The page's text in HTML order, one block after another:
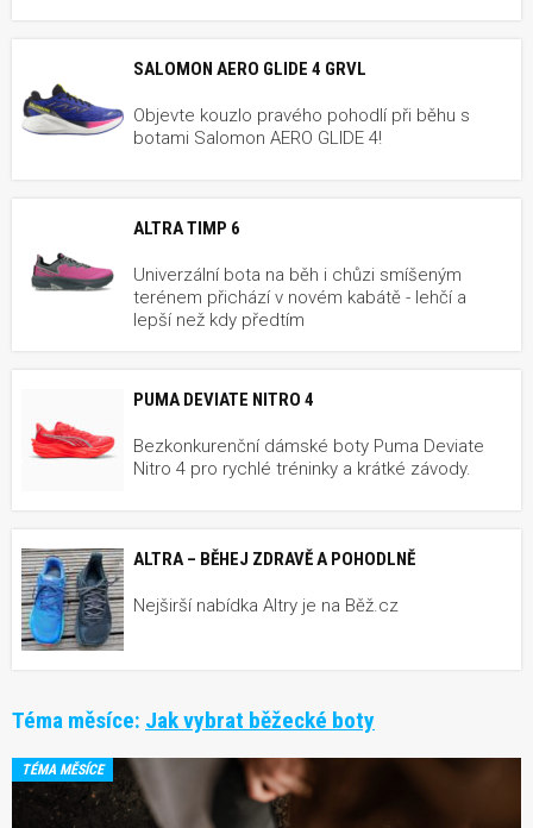
SALOMON AERO GLIDE 4 GRVL
Objevte kouzlo pravého pohodlí při běhu s
botami Salomon AERO GLIDE 4!
ALTRA TIMP 6
Univerzální bota na běh i chůzi smíšeným
terénem přichází v novém kabátě - lehčí a
lepší než kdy předtím
PUMA DEVIATE NITRO 4
Bezkonkurenční dámské boty Puma Deviate
Nitro 4 pro rychlé tréninky a krátké závody.
ALTRA – BĚHEJ ZDRAVĚ A POHODLNĚ
Nejširší nabídka Altry je na Běž.cz
Téma měsíce: Jak vybrat běžecké boty
TÉMA MĚSÍCE